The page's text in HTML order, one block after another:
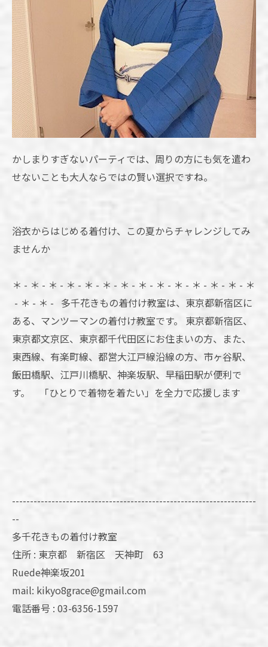
かしまりすぎないパーティでは、周りの方にも気を遣わ
せないことも大人ならではの賢い選択ですね。
浴衣からはじめる着付け、この夏からチャレンジしてみ
ませんか
＊ - ＊ - ＊ - ＊ - ＊ - ＊ - ＊ - ＊ - ＊ - ＊ - ＊ - ＊ - ＊ - ＊
- ＊ - ＊ - 多千花きもの着付け教室は、東京都新宿区に
ある、マンツーマンの着付け教室です。 東京都新宿区、
東京都文京区、東京都千代田区にお住まいの方、また、
東西線、有楽町線、都営大江戸線沿線の方、市ヶ谷駅、
飯田橋駅、江戸川橋駅、神楽坂駅、早稲田駅が便利で
す。 「ひとりで着物を着たい」を全力で応援します
--------------------------------------------------------------------
--
多千花きもの着付け教室
住所 : 東京都 新宿区 天神町 63
Ruede神楽坂201
mail: kikyo8grace@gmail.com
電話番号 : 03-6356-1597